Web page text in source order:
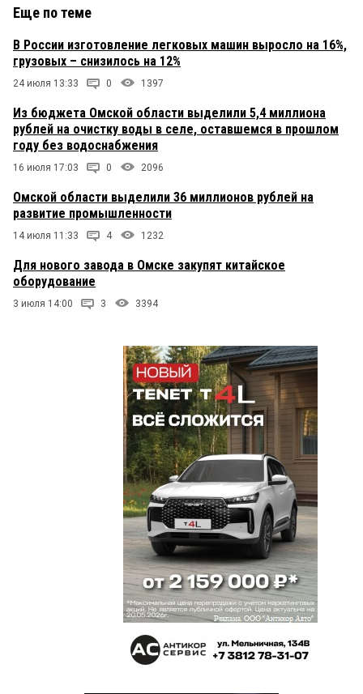
Еще по теме
В России изготовление легковых машин выросло на 16%,
грузовых – снизилось на 12%
24 июля 13:33 0 1397
Из бюджета Омской области выделили 5,4 миллиона
рублей на очистку воды в селе, оставшемся в прошлом
году без водоснабжения
16 июля 17:03 0 2096
Омской области выделили 36 миллионов рублей на
развитие промышленности
14 июля 11:33 4 1232
Для нового завода в Омске закупят китайское
оборудование
3 июля 14:00 3 3394